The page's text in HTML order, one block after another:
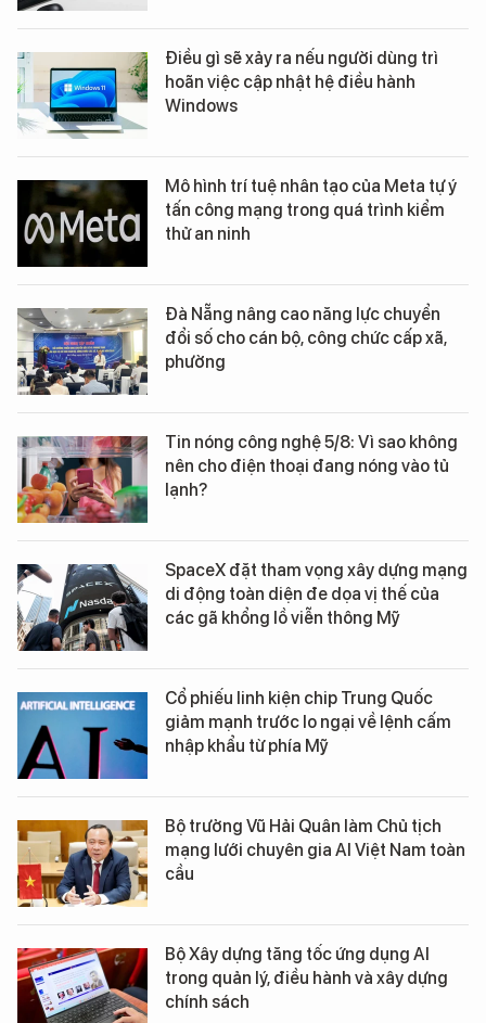
Điều gì sẽ xảy ra nếu người dùng trì
hoãn việc cập nhật hệ điều hành
Windows
Mô hình trí tuệ nhân tạo của Meta tự ý
tấn công mạng trong quá trình kiểm
thử an ninh
Đà Nẵng nâng cao năng lực chuyển
đổi số cho cán bộ, công chức cấp xã,
phường
Tin nóng công nghệ 5/8: Vì sao không
nên cho điện thoại đang nóng vào tủ
lạnh?
SpaceX đặt tham vọng xây dựng mạng
di động toàn diện đe dọa vị thế của
các gã khổng lồ viễn thông Mỹ
Cổ phiếu linh kiện chip Trung Quốc
giảm mạnh trước lo ngại về lệnh cấm
nhập khẩu từ phía Mỹ
Bộ trưởng Vũ Hải Quân làm Chủ tịch
mạng lưới chuyên gia AI Việt Nam toàn
cầu
Bộ Xây dựng tăng tốc ứng dụng AI
trong quản lý, điều hành và xây dựng
chính sách